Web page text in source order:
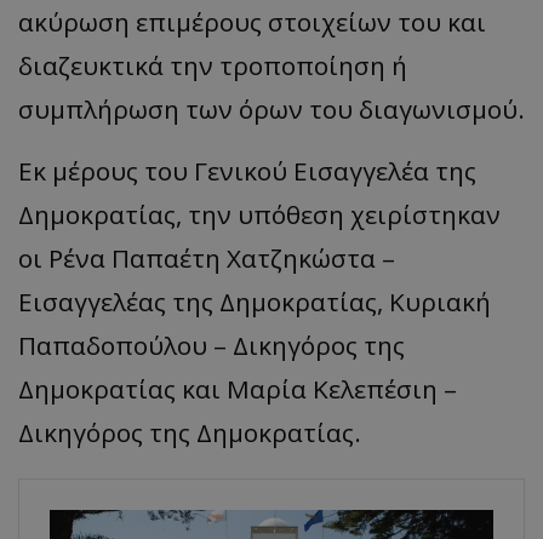
ακύρωση επιμέρους στοιχείων του και
διαζευκτικά την τροποποίηση ή
συμπλήρωση των όρων του διαγωνισμού.
Εκ μέρους του Γενικού Εισαγγελέα της
Δημοκρατίας, την υπόθεση χειρίστηκαν
οι Ρένα Παπαέτη Χατζηκώστα –
Εισαγγελέας της Δημοκρατίας, Κυριακή
Παπαδοπούλου – Δικηγόρος της
Δημοκρατίας και Μαρία Κελεπέσιη –
Δικηγόρος της Δημοκρατίας.